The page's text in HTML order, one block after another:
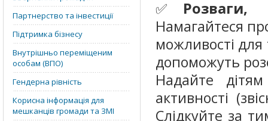
Партнерство та інвестиції
Підтримка бізнесу
Внутрішньо переміщеним
особам (ВПО)
Гендерна рівність
Корисна інформація для
мешканців громади та ЗМІ
✅ Розваги,
Намагайтеся
можливості для
допоможуть
Надайте
активності
Слідкуйте за